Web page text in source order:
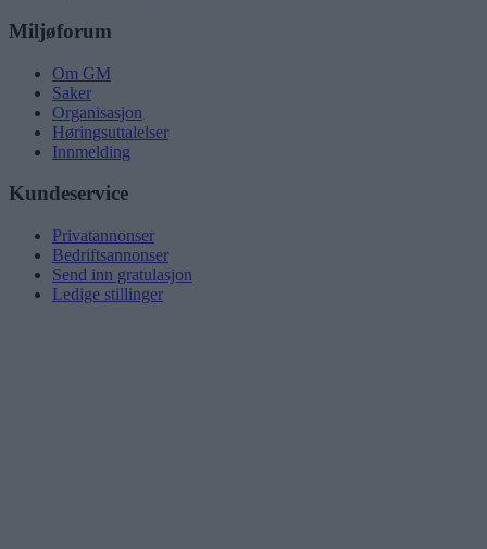
Miljøforum
Om GM
Saker
Organisasjon
Høringsuttalelser
Innmelding
Kundeservice
Privatannonser
Bedriftsannonser
Send inn gratulasjon
Ledige stillinger